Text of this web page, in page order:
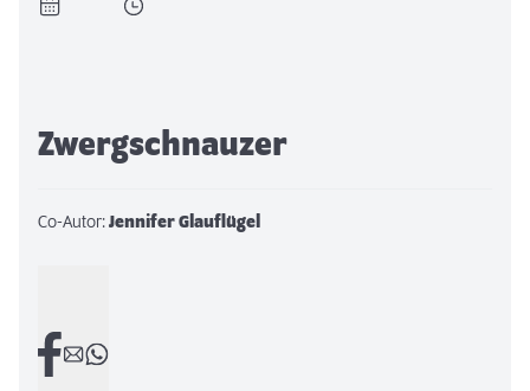
Zwergschnauzer
Co-Autor:Jennifer Glauflügel